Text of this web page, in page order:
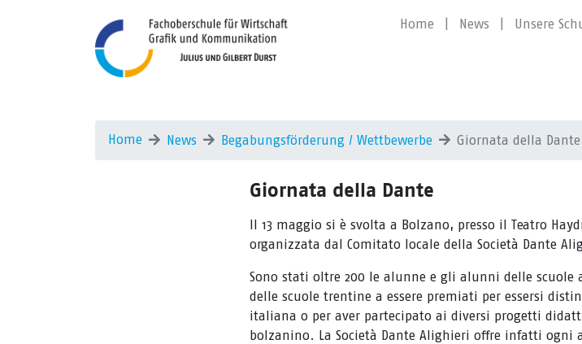
Home News Unsere
Home News Begabungsförderung / Wettbewerbe Giornata della Dante
Giornata della Dante
Il 13 maggio si è svolta a Bolzano, presso il Teatro
organizzata dal Comitato locale della Società Dante
Sono stati oltre 200 le alunne e gli alunni delle scuole
delle scuole trentine a essere premiati per essersi
italiana o per aver partecipato ai diversi progetti
bolzanino. La Società Dante Alighieri offre infatti